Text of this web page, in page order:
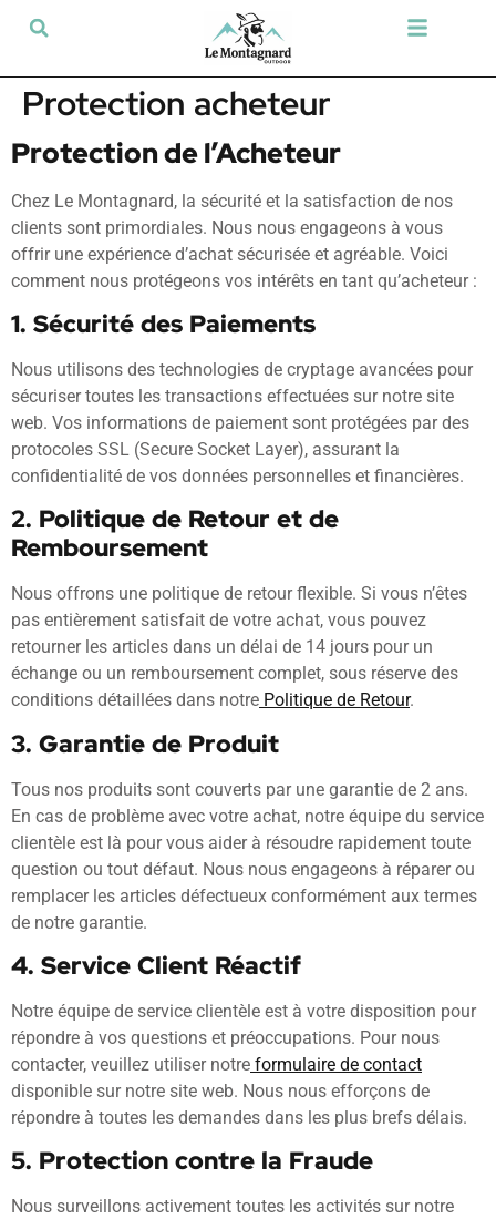
Protection acheteur
Protection de l’Acheteur
Chez Le Montagnard, la sécurité et la satisfaction de nos
clients sont primordiales. Nous nous engageons à vous
offrir une expérience d’achat sécurisée et agréable. Voici
comment nous protégeons vos intérêts en tant qu’acheteur :
1. Sécurité des Paiements
Nous utilisons des technologies de cryptage avancées pour
sécuriser toutes les transactions effectuées sur notre site
web. Vos informations de paiement sont protégées par des
protocoles SSL (Secure Socket Layer), assurant la
confidentialité de vos données personnelles et financières.
2. Politique de Retour et de
Remboursement
Nous offrons une politique de retour flexible. Si vous n’êtes
pas entièrement satisfait de votre achat, vous pouvez
retourner les articles dans un délai de 14 jours pour un
échange ou un remboursement complet, sous réserve des
conditions détaillées dans notre Politique de Retour.
3. Garantie de Produit
Tous nos produits sont couverts par une garantie de 2 ans.
En cas de problème avec votre achat, notre équipe du service
clientèle est là pour vous aider à résoudre rapidement toute
question ou tout défaut. Nous nous engageons à réparer ou
remplacer les articles défectueux conformément aux termes
de notre garantie.
4. Service Client Réactif
Notre équipe de service clientèle est à votre disposition pour
répondre à vos questions et préoccupations. Pour nous
contacter, veuillez utiliser notre formulaire de contact
disponible sur notre site web. Nous nous efforçons de
répondre à toutes les demandes dans les plus brefs délais.
5. Protection contre la Fraude
Nous surveillons activement toutes les activités sur notre